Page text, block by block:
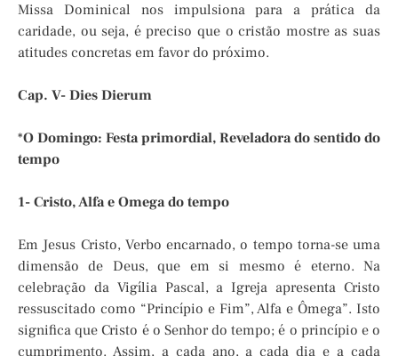
Missa Dominical nos impulsiona para a prática da
caridade, ou seja, é preciso que o cristão mostre as suas
atitudes concretas em favor do próximo.
Cap. V- Dies Dierum
*O Domingo: Festa primordial, Reveladora do sentido do
tempo
1- Cristo, Alfa e Omega do tempo
Em Jesus Cristo, Verbo encarnado, o tempo torna-se uma
dimensão de Deus, que em si mesmo é eterno. Na
celebração da Vigília Pascal, a Igreja apresenta Cristo
ressuscitado como “Princípio e Fim”, Alfa e Ômega”. Isto
significa que Cristo é o Senhor do tempo; é o princípio e o
cumprimento. Assim, a cada ano, a cada dia e a cada